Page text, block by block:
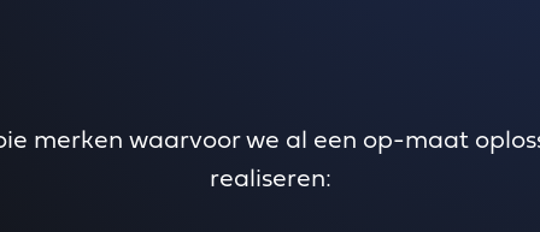
merken waarvoor we al een op-maat
realiseren: